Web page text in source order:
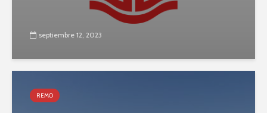
septiembre 12, 2023
REMO